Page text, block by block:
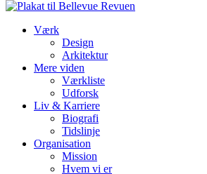
Værk
Design
Arkitektur
Mere viden
Værkliste
Udforsk
Liv & Karriere
Biografi
Tidslinje
Organisation
Mission
Hvem vi er